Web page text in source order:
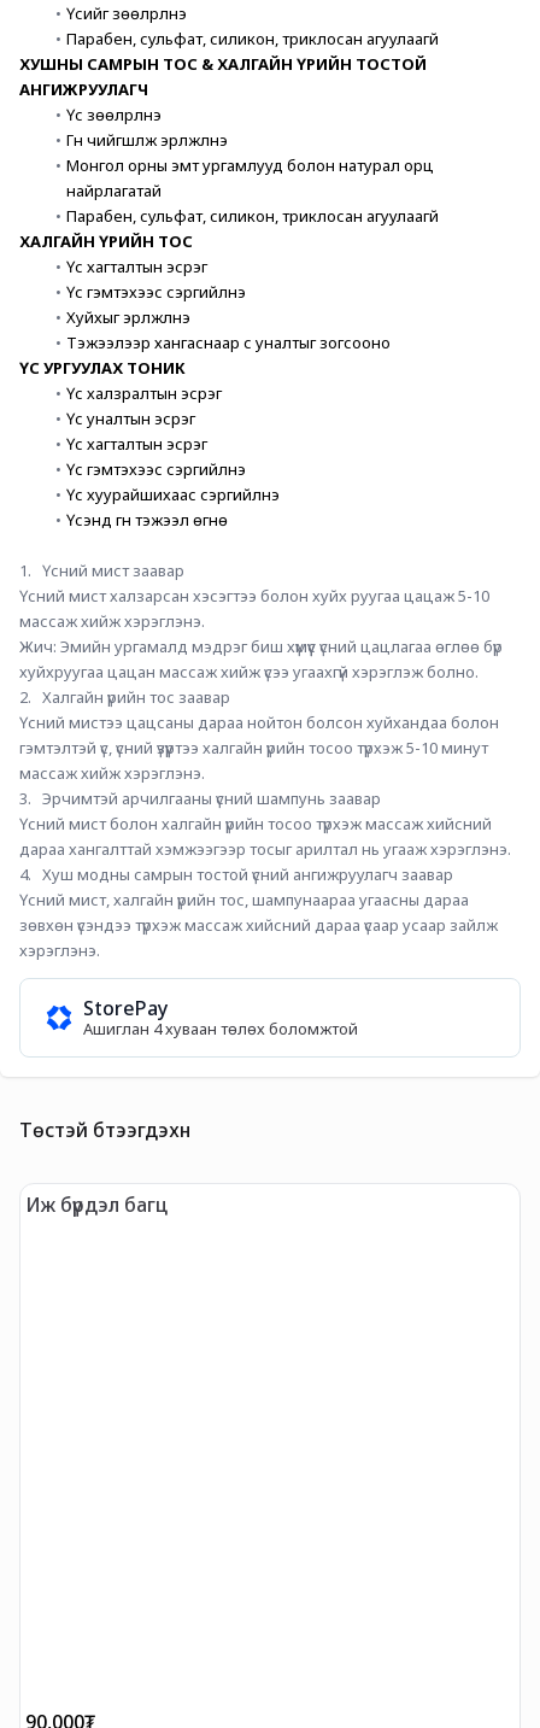
Үсийг зөөлрүүлнэ
Парабен, сульфат, силикон, триклосан агуулаагүй
ХУШНЫ САМРЫН ТОС & ХАЛГАЙН ҮРИЙН ТОСТОЙ
АНГИЖРУУЛАГЧ
Үс зөөлрүүлнэ
Гүн чийгшүүлж эрүүлжүүлнэ
Монгол орны эмт ургамлууд болон натурал орц
найрлагатай
Парабен, сульфат, силикон, триклосан агуулаагүй
ХАЛГАЙН ҮРИЙН ТОС
Үс хагталтын эсрэг
Үс гэмтэхээс сэргийлнэ
Хуйхыг эрүүлжүүлнэ
Тэжээлээр хангаснаар үс уналтыг зогсооно
ҮС УРГУУЛАХ ТОНИК
Үс халзралтын эсрэг
Үс уналтын эсрэг
Үс хагталтын эсрэг
Үс гэмтэхээс сэргийлнэ
Үс хуурайшихаас сэргийлнэ
Үсэнд гүн тэжээл өгнө
1.   Үсний мист заавар
Үсний мист халзарсан хэсэгтээ болон хуйх руугаа цацаж 5-10
массаж хийж хэрэглэнэ.
Жич: Эмийн ургамалд мэдрэг биш хүмүүс үсний цацлагаа өглөө бүр
хуйхруугаа цацан массаж хийж үсээ угаахгүй хэрэглэж болно.
2.   Халгайн үрийн тос заавар
Үсний мистээ цацсаны дараа нойтон болсон хуйхандаа болон
гэмтэлтэй үс, үсний үзүүртээ халгайн үрийн тосоо түрхэж 5-10 минут
массаж хийж хэрэглэнэ.
3.   Эрчимтэй арчилгааны үсний шампунь заавар
Үсний мист болон халгайн үрийн тосоо түрхэж массаж хийсний
дараа хангалттай хэмжээгээр тосыг арилтал нь угааж хэрэглэнэ.
4.   Хуш модны самрын тостой үсний ангижруулагч заавар
Үсний мист, халгайн үрийн тос, шампунаараа угаасны дараа
зөвхөн үсэндээ түрхэж массаж хийсний дараа үсаар усаар зайлж
хэрэглэнэ.
StorePay
Ашиглан 4 хуваан төлөх боломжтой
Төстэй бүтээгдэхүүн
Иж бүрдэл багц
90,000₮